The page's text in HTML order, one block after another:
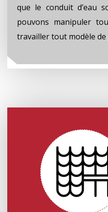
que le conduit d’eau
pouvons manipuler
travailler tout modèle